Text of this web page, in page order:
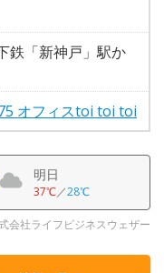
鉄「新神戸」駅か
オフィスtoi toi toi
明日
37℃／28℃
会社ライフビジネスウェザー